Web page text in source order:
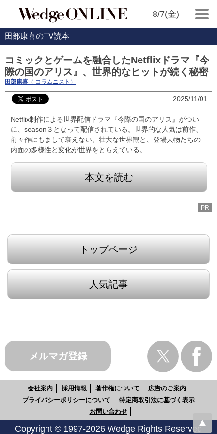
8/7(金)
田部康喜のTV読本
コミックとゲームを融合したNetflixドラマ『今
際の国のアリス』、世界的なヒットが続く秘密
田部康喜 （ コラムニスト）
2025/11/01
Netflix制作による世界配信ドラマ『今際の国のアリス』がつい
に、season３となって配信されている。世界的な人気は前作、
前々作にもまして衰えない。壮大な世界観と、登場人物たちの
内面の多様性と変化が世界をとらえている。
本文を読む
PR
トップページ
人気記事
メルマガ登録
会社案内 採用情報 著作権について
広告のご案内
プライバシーポリシーについて
特定商取引法に基づく表示
お問い合わせ
Copyright © 1997-2026 Wedge Rights Reserved